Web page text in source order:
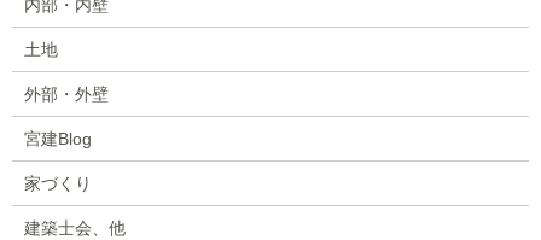
内部・内壁
土地
外部・外壁
宮建Blog
家づくり
建築士会、他